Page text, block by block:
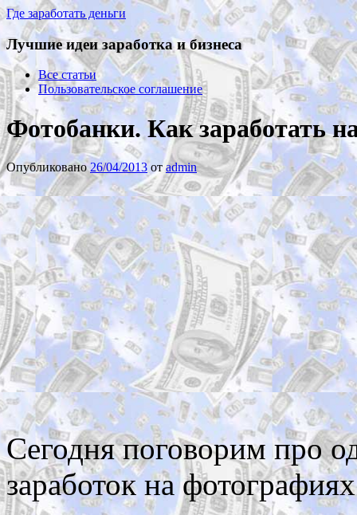
Где заработать деньги
Лучшие идеи заработка и бизнеса
Все статьи
Пользовательское соглашение
Фотобанки. Как заработать
Опубликовано26/04/2013 отadmin
Сегодня поговорим про
заработок на